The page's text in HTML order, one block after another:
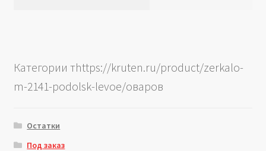
Категории тhttps://kruten.ru/product/zerkalo-
m-2141-podolsk-levoe/оваров
Остатки
Под заказ